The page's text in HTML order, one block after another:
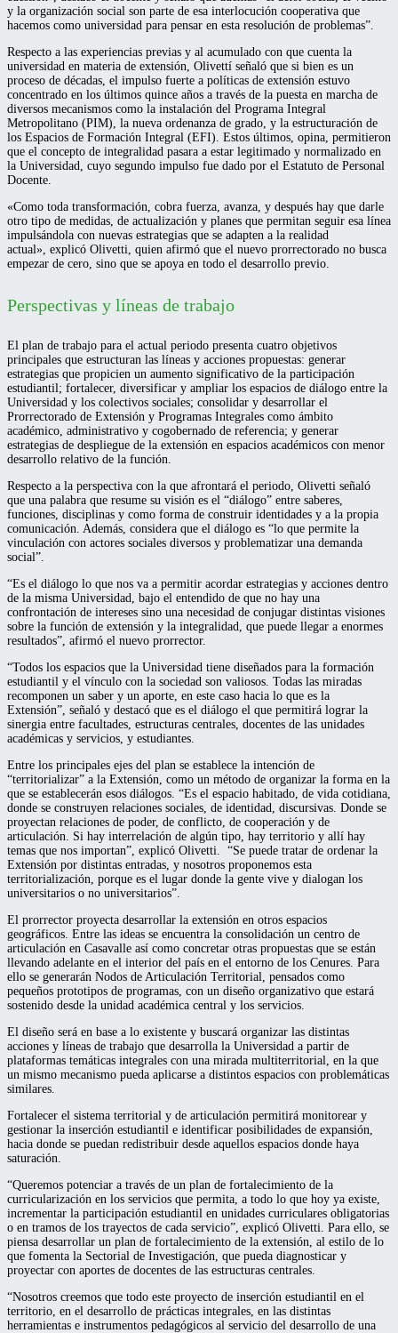
y la organización social son parte de esa interlocución cooperativa que
hacemos como universidad para pensar en esta resolución de problemas”.
Respecto a las experiencias previas y al acumulado con que cuenta la
universidad en materia de extensión, Olivettí señaló que si bien es un
proceso de décadas, el impulso fuerte a políticas de extensión estuvo
concentrado en los últimos quince años a través de la puesta en marcha de
diversos mecanismos como la instalación del Programa Integral
Metropolitano (PIM), la nueva ordenanza de grado, y la estructuración de
los Espacios de Formación Integral (EFI). Estos últimos, opina, permitieron
que el concepto de integralidad pasara a estar legitimado y normalizado en
la Universidad, cuyo segundo impulso fue dado por el Estatuto de Personal
Docente.
«Como toda transformación, cobra fuerza, avanza, y después hay que darle
otro tipo de medidas, de actualización y planes que permitan seguir esa línea
impulsándola con nuevas estrategias que se adapten a la realidad
actual», explicó Olivetti, quien afirmó que el nuevo prorrectorado no busca
empezar de cero, sino que se apoya en todo el desarrollo previo.
Perspectivas y líneas de trabajo
El plan de trabajo para el actual periodo presenta cuatro objetivos
principales que estructuran las líneas y acciones propuestas: generar
estrategias que propicien un aumento significativo de la participación
estudiantil; fortalecer, diversificar y ampliar los espacios de diálogo entre la
Universidad y los colectivos sociales; consolidar y desarrollar el
Prorrectorado de Extensión y Programas Integrales como ámbito
académico, administrativo y cogobernado de referencia; y generar
estrategias de despliegue de la extensión en espacios académicos con menor
desarrollo relativo de la función.
Respecto a la perspectiva con la que afrontará el periodo, Olivetti señaló
que una palabra que resume su visión es el “diálogo” entre saberes,
funciones, disciplinas y como forma de construir identidades y a la propia
comunicación. Además, considera que el diálogo es “lo que permite la
vinculación con actores sociales diversos y problematizar una demanda
social”.
“Es el diálogo lo que nos va a permitir acordar estrategias y acciones dentro
de la misma Universidad, bajo el entendido de que no hay una
confrontación de intereses sino una necesidad de conjugar distintas visiones
sobre la función de extensión y la integralidad, que puede llegar a enormes
resultados”, afirmó el nuevo prorrector.
“Todos los espacios que la Universidad tiene diseñados para la formación
estudiantil y el vínculo con la sociedad son valiosos. Todas las miradas
recomponen un saber y un aporte, en este caso hacia lo que es la
Extensión”, señaló y destacó que es el diálogo el que permitirá lograr la
sinergia entre facultades, estructuras centrales, docentes de las unidades
académicas y servicios, y estudiantes.
Entre los principales ejes del plan se establece la intención de
“territorializar” a la Extensión, como un método de organizar la forma en la
que se establecerán esos diálogos. “Es el espacio habitado, de vida cotidiana,
donde se construyen relaciones sociales, de identidad, discursivas. Donde se
proyectan relaciones de poder, de conflicto, de cooperación y de
articulación. Si hay interrelación de algún tipo, hay territorio y allí hay
temas que nos importan”, explicó Olivetti. “Se puede tratar de ordenar la
Extensión por distintas entradas, y nosotros proponemos esta
territorialización, porque es el lugar donde la gente vive y dialogan los
universitarios o no universitarios”.
El prorrector proyecta desarrollar la extensión en otros espacios
geográficos. Entre las ideas se encuentra la consolidación un centro de
articulación en Casavalle así como concretar otras propuestas que se están
llevando adelante en el interior del país en el entorno de los Cenures. Para
ello se generarán Nodos de Articulación Territorial, pensados como
pequeños prototipos de programas, con un diseño organizativo que estará
sostenido desde la unidad académica central y los servicios.
El diseño será en base a lo existente y buscará organizar las distintas
acciones y líneas de trabajo que desarrolla la Universidad a partir de
plataformas temáticas integrales con una mirada multiterritorial, en la que
un mismo mecanismo pueda aplicarse a distintos espacios con problemáticas
similares.
Fortalecer el sistema territorial y de articulación permitirá monitorear y
gestionar la inserción estudiantil e identificar posibilidades de expansión,
hacia donde se puedan redistribuir desde aquellos espacios donde haya
saturación.
“Queremos potenciar a través de un plan de fortalecimiento de la
curricularización en los servicios que permita, a todo lo que hoy ya existe,
incrementar la participación estudiantil en unidades curriculares obligatorias
o en tramos de los trayectos de cada servicio”, explicó Olivetti. Para ello, se
piensa desarrollar un plan de fortalecimiento de la extensión, al estilo de lo
que fomenta la Sectorial de Investigación, que pueda diagnosticar y
proyectar con aportes de docentes de las estructuras centrales.
“Nosotros creemos que todo este proyecto de inserción estudiantil en el
territorio, en el desarrollo de prácticas integrales, en las distintas
herramientas e instrumentos pedagógicos al servicio del desarrollo de una